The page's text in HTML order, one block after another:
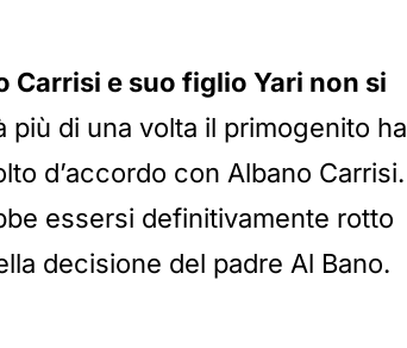
Carrisi e suo figlio Yari non si
più di una volta il primogenito ha
d’accordo con Albano Carrisi.
essersi definitivamente rotto
decisione del padre Al Bano.